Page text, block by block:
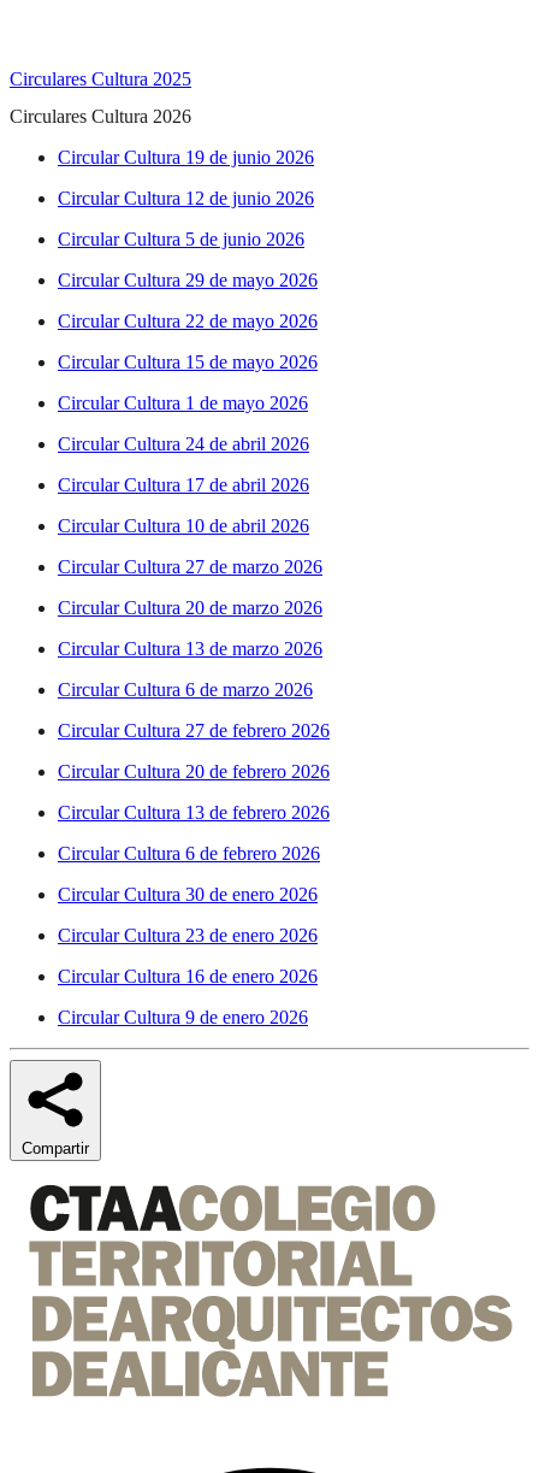
Circulares Cultura 2025
Circulares Cultura 2026
Circular Cultura 19 de junio 2026
Circular Cultura 12 de junio 2026
Circular Cultura 5 de junio 2026
Circular Cultura 29 de mayo 2026
Circular Cultura 22 de mayo 2026
Circular Cultura 15 de mayo 2026
Circular Cultura 1 de mayo 2026
Circular Cultura 24 de abril 2026
Circular Cultura 17 de abril 2026
Circular Cultura 10 de abril 2026
Circular Cultura 27 de marzo 2026
Circular Cultura 20 de marzo 2026
Circular Cultura 13 de marzo 2026
Circular Cultura 6 de marzo 2026
Circular Cultura 27 de febrero 2026
Circular Cultura 20 de febrero 2026
Circular Cultura 13 de febrero 2026
Circular Cultura 6 de febrero 2026
Circular Cultura 30 de enero 2026
Circular Cultura 23 de enero 2026
Circular Cultura 16 de enero 2026
Circular Cultura 9 de enero 2026
Compartir